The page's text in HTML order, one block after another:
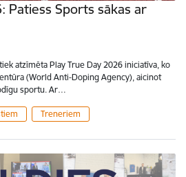
Patiess Sports sākas ar
atzīmēta Play True Day 2026 iniciatīva, ko
(World Anti-Doping Agency), aicinot
sportu. Ar…
Treneriem